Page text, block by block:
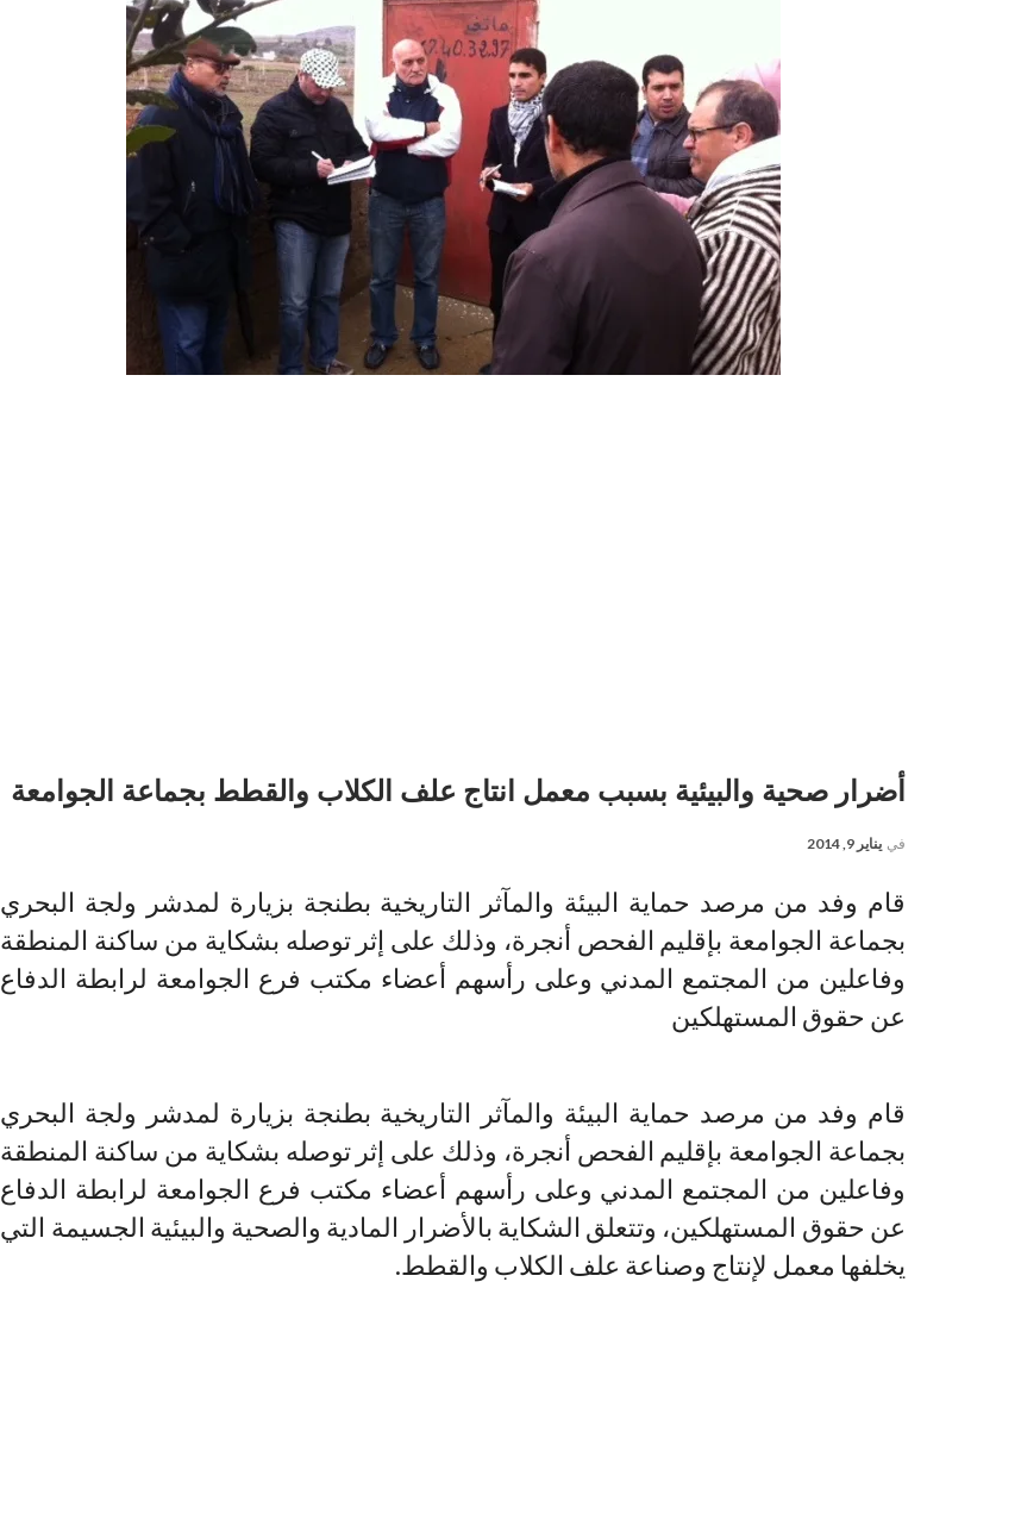
أضرار صحية والبيئية بسبب معمل انتاج علف الكلاب والقطط بجماعة الجوامعة
في يناير 9, 2014
قام وفد من مرصد حماية البيئة والمآثر التاريخية بطنجة بزيارة لمدشر ولجة البحري
بجماعة الجوامعة بإقليم الفحص أنجرة، وذلك على إثر توصله بشكاية من ساكنة المنطقة
وفاعلين من المجتمع المدني وعلى رأسهم أعضاء مكتب فرع الجوامعة لرابطة الدفاع
عن حقوق المستهلكين
قام وفد من مرصد حماية البيئة والمآثر التاريخية بطنجة بزيارة لمدشر ولجة البحري
بجماعة الجوامعة بإقليم الفحص أنجرة، وذلك على إثر توصله بشكاية من ساكنة المنطقة
وفاعلين من المجتمع المدني وعلى رأسهم أعضاء مكتب فرع الجوامعة لرابطة الدفاع
عن حقوق المستهلكين، وتتعلق الشكاية بالأضرار المادية والصحية والبيئية الجسيمة التي
يخلفها معمل لإنتاج وصناعة علف الكلاب والقطط.